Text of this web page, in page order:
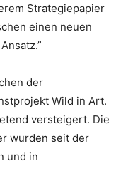
Strategiepapier
einen neuen
der
Wild in Art.
versteigert. Die
wurden seit der
und in